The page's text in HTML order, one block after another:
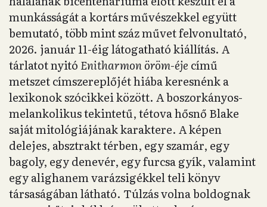
munkásságát a kortárs művészekkel együtt
bemutató, több mint száz művet felvonultató,
2026. január 11-éig látogatható kiállítás. A
tárlatot nyitó Enitharmon öröm-éje című
metszet címszereplőjét hiába keresnénk a
lexikonok szócikkei között. A boszorkányos-
melankolikus tekintetű, tétova hősnő Blake
saját mitológiájának karaktere. A képen
delejes, absztrakt térben, egy szamár, egy
bagoly, egy denevér, egy furcsa gyík, valamint
egy alighanem varázsigékkel teli könyv
társaságában látható. Túlzás volna boldognak